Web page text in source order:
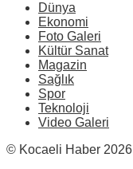
Dünya
Ekonomi
Foto Galeri
Kültür Sanat
Magazin
Sağlık
Spor
Teknoloji
Video Galeri
© Kocaeli Haber 2026